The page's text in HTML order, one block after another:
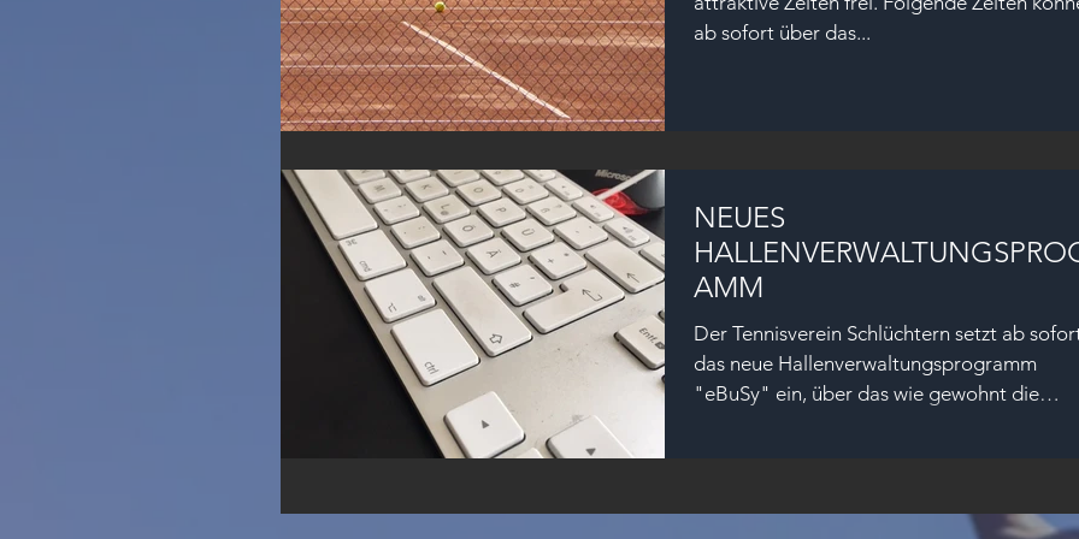
ab sofort über das...
NEUES
AMM
Der Tennisverein Schlüchtern setzt ab
das neue Hallenverwaltungsprogramm
"eBuSy" ein, über das wie gewohnt die